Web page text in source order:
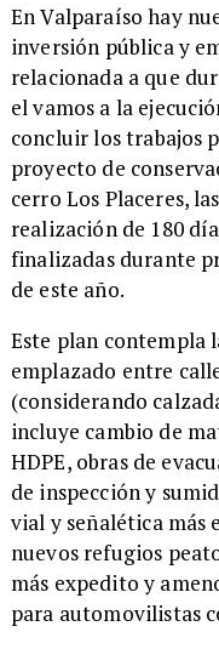
En Valparaíso hay
inversión pública y
relacionada a que
el vamos a la
concluir los trabajos
proyecto de
cerro Los Placeres,
realización de 180
finalizadas durante
de este año.
​Este plan contempla
emplazado entre
(considerando
incluye cambio de
HDPE, obras de
de inspección y
vial y señalética más
nuevos refugios
más expedito y
para automovilistas